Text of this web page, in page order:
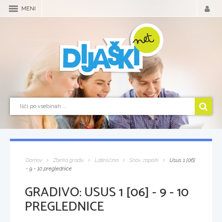
MENI
Domov Zbirka gradiv Latinščina Snov, zapiski
Usus 1 [06]
- 9 - 10 preglednice
GRADIVO:USUS 1 [06] - 9 - 10
PREGLEDNICE